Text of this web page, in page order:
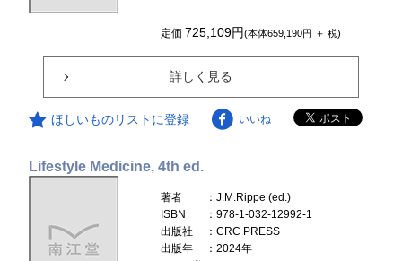
定価725,109円(本体659,190円 ＋ 税)
詳しく見る
ほしいものリストに登録 いいね
Lifestyle Medicine, 4th ed.
著者
：J.M.Rippe (ed.)
ISBN
：978-1-032-12992-1
出版社
：CRC PRESS
出版年
：2024年